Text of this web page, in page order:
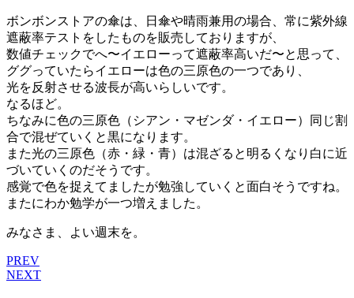
ボンボンストアの傘は、日傘や晴雨兼用の場合、常に紫外線
遮蔽率テストをしたものを販売しておりますが、
数値チェックでへ〜イエローって遮蔽率高いだ〜と思って、
ググっていたらイエローは色の三原色の一つであり、
光を反射させる波長が高いらしいです。
なるほど。
ちなみに色の三原色（シアン・マゼンダ・イエロー）同じ割
合で混ぜていくと黒になります。
また光の三原色（赤・緑・青）は混ざると明るくなり白に近
づいていくのだそうです。
感覚で色を捉えてましたが勉強していくと面白そうですね。
またにわか勉学が一つ増えました。
みなさま、よい週末を。
PREV
NEXT